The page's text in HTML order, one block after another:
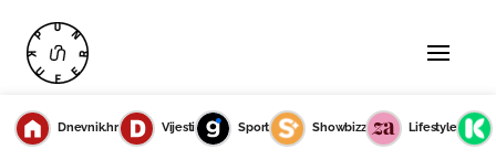
Dnevnik.hr Vijesti Sport Showbizz Lifestyle